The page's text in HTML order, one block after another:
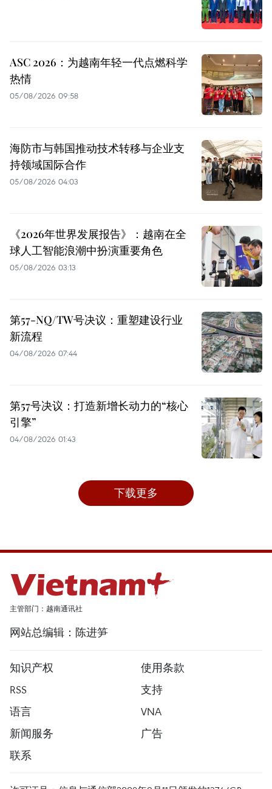
ASC 2026：为越南年轻一代点燃科学
热情
05/08/2026 09:58
海防市与韩国推动技术转移与企业支
持领域国际合作
05/08/2026 04:03
《2026年世界发展报告》：越南在全
球人工智能浪潮中扮演重要角色
05/08/2026 03:13
第57-NQ/TW号决议：重塑建设行业
新流程
04/08/2026 07:44
第57号决议：打造新增长动力的“核心
引擎”
04/08/2026 01:43
下载更多
主管部门：越南通讯社
网站总编辑：陈进笋
知识产权
使用条款
RSS
支持
语言
VNA
新闻服务
广告
联系